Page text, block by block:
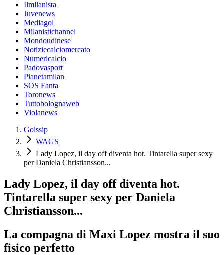
Ilmilanista
Juvenews
Mediagol
Milanistichannel
Mondoudinese
Notiziecalciomercato
Numericalcio
Padovasport
Pianetamilan
SOS Fanta
Toronews
Tuttobolognaweb
Violanews
Golssip
WAGS
Lady Lopez, il day off diventa hot. Tintarella super sexy
per Daniela Christiansson...
Lady Lopez, il day off diventa hot.
Tintarella super sexy per Daniela
Christiansson...
La compagna di Maxi Lopez mostra il suo
fisico perfetto